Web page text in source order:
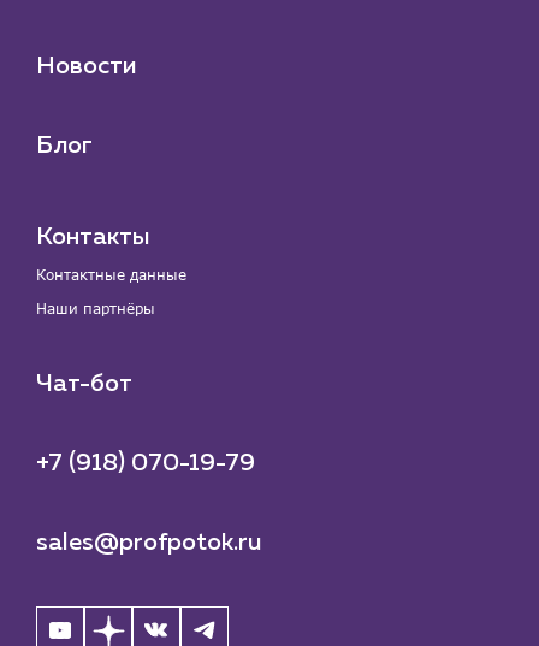
Новости
Блог
Контакты
Контактные данные
Наши партнёры
Чат-бот
+7 (918) 070-19-79
sales@profpotok.ru